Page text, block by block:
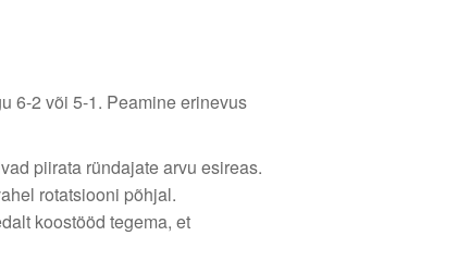
6-2 või 5-1. Peamine erinevus
piirata ründajate arvu esireas.
rotatsiooni põhjal.
koostööd tegema, et